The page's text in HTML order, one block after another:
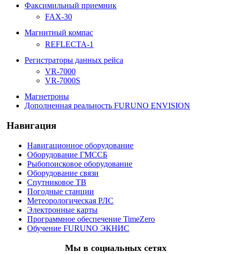
Факсимильный приемник
FAX-30
Магнитный компас
REFLECTA-1
Регистраторы данных рейса
VR-7000
VR-7000S
Магнетроны
Дополненная реальность FURUNO ENVISION
Навигация
Навигационное оборудование
Оборудование ГМССБ
Рыбопоисковое оборудование
Оборудование связи
Спутниковое ТВ
Погодные станции
Метеорологическая РЛС
Электронные карты
Программное обеспечение TimeZero
Обучение FURUNO ЭКНИС
Мы в социальных сетях